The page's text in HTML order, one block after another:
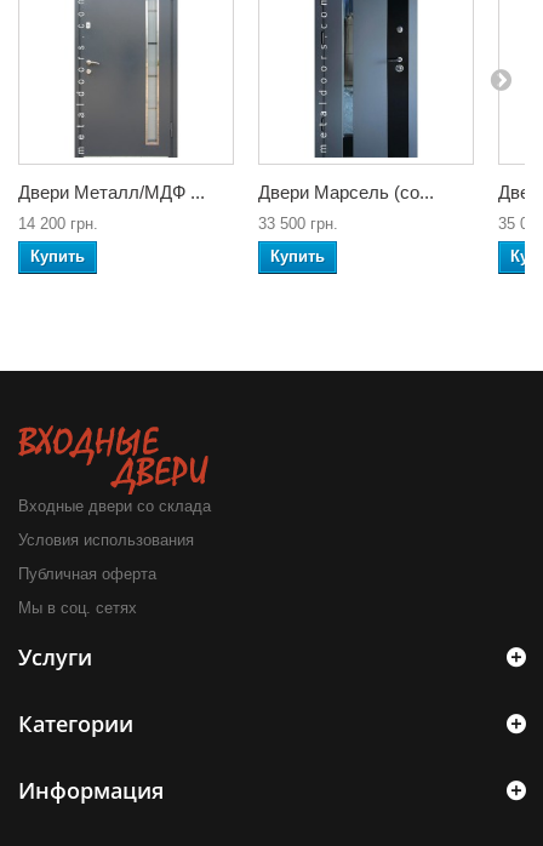
Двери Металл/МДФ ...
14 200 грн.
Купить
Двери Марсель (со...
33 500 грн.
Купить
35
Входные двери со склада
Условия использования
Публичная оферта
Мы в соц. сетях
Услуги
Категории
Информация